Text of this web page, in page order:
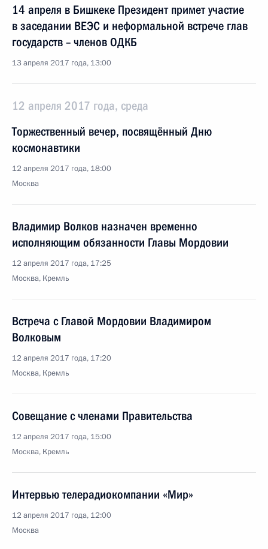
14 апреля в Бишкеке Президент примет участие
в заседании ВЕЭС и неформальной встрече глав
государств – членов ОДКБ
13 апреля 2017 года, 13:00
12 апреля 2017 года, среда
Торжественный вечер, посвящённый Дню
космонавтики
12 апреля 2017 года, 18:00
Москва
Владимир Волков назначен временно
исполняющим обязанности Главы Мордовии
12 апреля 2017 года, 17:25
Москва, Кремль
Встреча с Главой Мордовии Владимиром
Волковым
12 апреля 2017 года, 17:20
Москва, Кремль
Совещание с членами Правительства
12 апреля 2017 года, 15:00
Москва, Кремль
Интервью телерадиокомпании «Мир»
12 апреля 2017 года, 12:00
Москва